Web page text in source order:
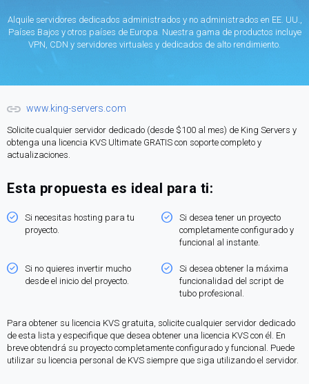
Alquile servidores dedicados administrados y no administrados en EE. UU.,
Países Bajos y otros países de Europa. Nuestra gama de productos incluye
VPN, CDN y servidores virtuales y dedicados de alto rendimiento.
www.king-servers.com
Solicite cualquier servidor dedicado (desde $100 al mes) de King Servers y
obtenga una licencia KVS Ultimate GRATIS con soporte completo y
actualizaciones.
Esta propuesta es ideal para ti:
Si necesitas hosting para tu
proyecto.
Si desea tener un proyecto
completamente configurado y
funcional al instante.
Si no quieres invertir mucho
desde el inicio del proyecto.
Si desea obtener la máxima
funcionalidad del script de
tubo profesional.
Para obtener su licencia KVS gratuita, solicite cualquier servidor dedicado
de esta lista y especifique que desea obtener una licencia KVS con él. En
breve obtendrá su proyecto completamente configurado y funcional. Puede
utilizar su licencia personal de KVS siempre que siga utilizando el servidor.